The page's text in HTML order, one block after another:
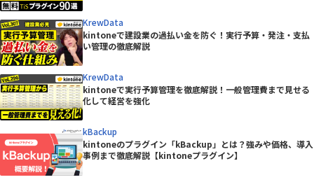
KrewData
kintoneで建設業の過払い金を防ぐ！実行予算・発注・支払
い管理の徹底解説
KrewData
kintoneで実行予算管理を徹底解説！一般管理費まで見せる
化して経営を強化
kBackup
kintoneのプラグイン「kBackup」とは？強みや価格、導入
事例まで徹底解説【kintoneプラグイン】